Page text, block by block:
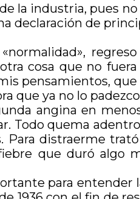
la industria, pues
declaración de
cosa que no
pensamientos,
que ya no lo
angina en
Todo quema
distraerme
que duró algo
para entender